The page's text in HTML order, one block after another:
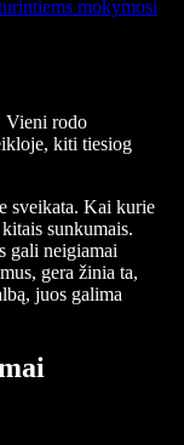
mokymosi
Vieni rodo
kiti tiesiog
sveikata. Kai kurie
sunkumais.
gali neigiamai
gera žinia ta,
juos galima